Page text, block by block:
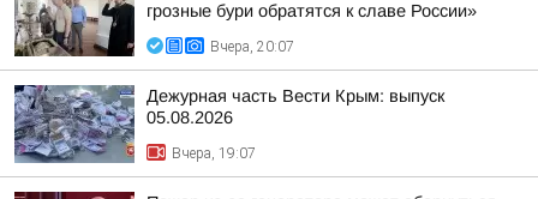
грозные бури обратятся к славе России»
Вчера, 20:07
Дежурная часть Вести Крым: выпуск
05.08.2026
Вчера, 19:07